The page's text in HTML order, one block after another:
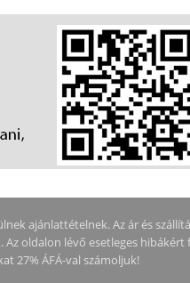
GARANCIA, FEKETE
ajánlattételnek. Az ár és
oldalon lévő esetleges hibákért
27% ÁFÁ-val számoljuk!